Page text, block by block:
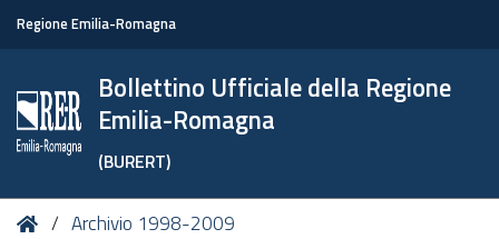
Regione Emilia-Romagna
Bollettino Ufficiale della Regione
Emilia-Romagna
(BURERT)
Tu HomeArchivio 1998-2009